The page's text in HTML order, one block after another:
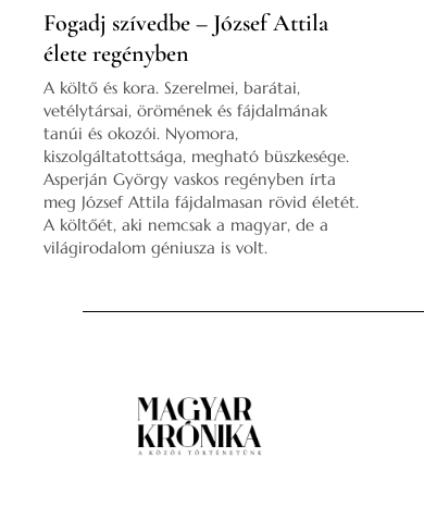
Fogadj szívedbe – József Attila
élete regényben
A költő és kora. Szerelmei, barátai,
vetélytársai, örömének és fájdalmának
tanúi és okozói. Nyomora,
kiszolgáltatottsága, megható büszkesége.
Asperján György vaskos regényben írta
meg József Attila fájdalmasan rövid életét.
A költőét, aki nemcsak a magyar, de a
világirodalom géniusza is volt.